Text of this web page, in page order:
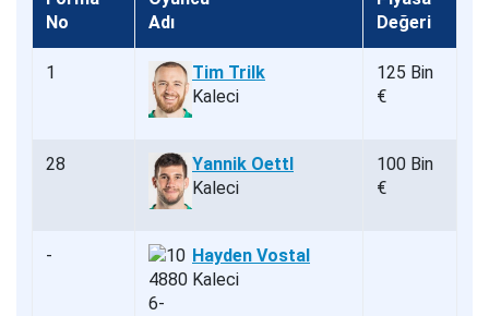
No
Adı
Değeri
1
Tim Trilk
Kaleci
125 Bin
€
28
Yannik Oettl
Kaleci
100 Bin
€
-
Hayden Vostal
Kaleci